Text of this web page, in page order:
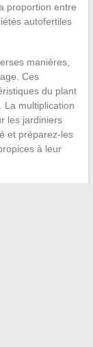
proportion entre
autofertiles
manières,
Ces
du plant
La multiplication
les jardiniers
et préparez-les
à leur